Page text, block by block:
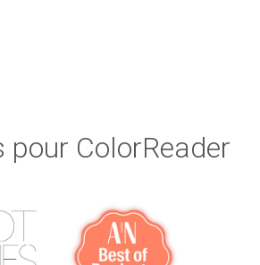
pour ColorReader